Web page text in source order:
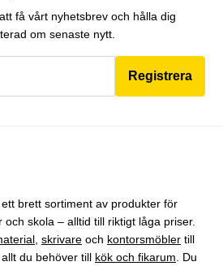
få vårt nyhetsbrev och hålla dig
om senaste nytt.
Registrera
brett sortiment av produkter för
skola – alltid till riktigt låga priser.
skrivare och kontorsmöbler till
allt du behöver till kök och fikarum . Du